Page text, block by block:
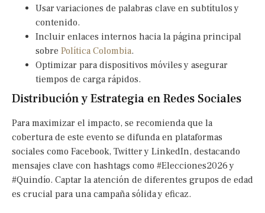
Usar variaciones de palabras clave en subtítulos y
contenido.
Incluir enlaces internos hacia la página principal
sobre Política Colombia.
Optimizar para dispositivos móviles y asegurar
tiempos de carga rápidos.
Distribución y Estrategia en Redes Sociales
Para maximizar el impacto, se recomienda que la
cobertura de este evento se difunda en plataformas
sociales como Facebook, Twitter y LinkedIn, destacando
mensajes clave con hashtags como #Elecciones2026 y
#Quindío. Captar la atención de diferentes grupos de edad
es crucial para una campaña sólida y eficaz.